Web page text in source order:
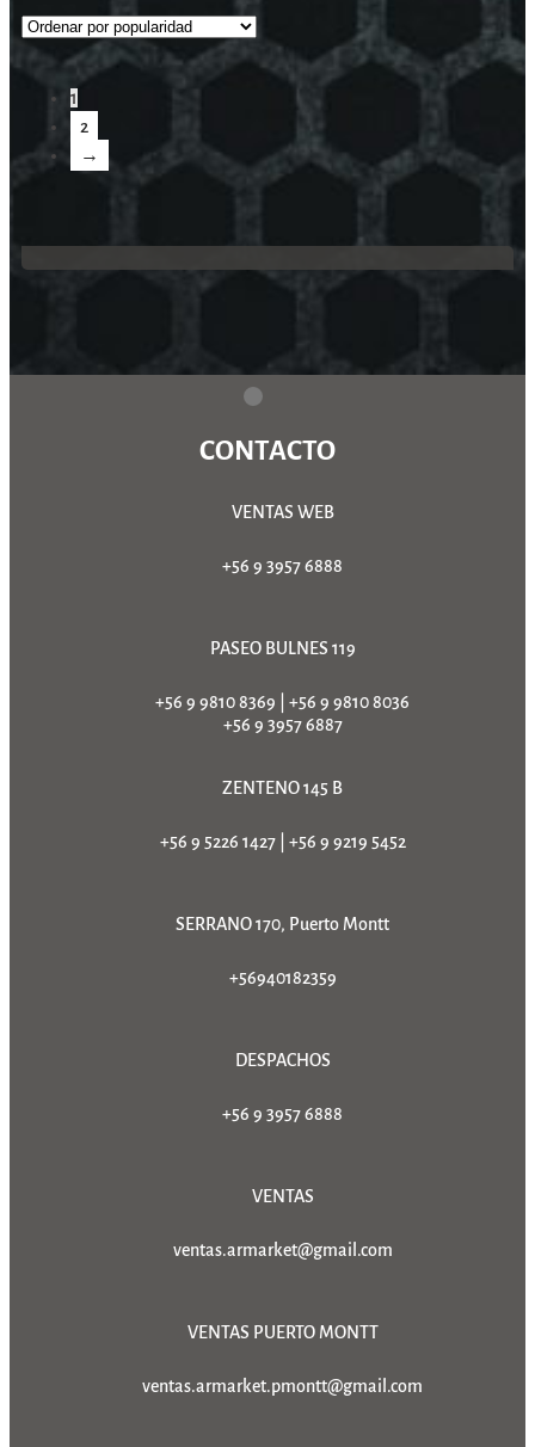
1
2
→
CONTACTO
VENTAS WEB
+56 9 3957 6888
PASEO BULNES 119
+56 9 9810 8369
+56 9 9810 8036
+56 9 3957 6887
ZENTENO 145 B
+56 9 5226 1427| +56 9 9219 5452
SERRANO 170, Puerto Montt
+56940182359
DESPACHOS
+56 9 3957 6888
VENTAS
ventas.armarket@gmail.com
VENTAS PUERTO MONTT
ventas.armarket.pmontt@gmail.com